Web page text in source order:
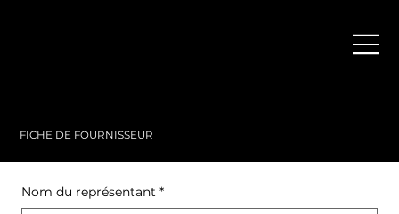
FICHE DE FOURNISSEUR
Nom du représentant *